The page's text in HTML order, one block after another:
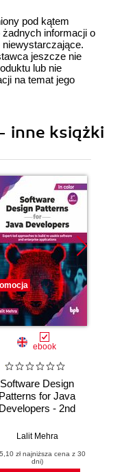
pod kątem
żadnych informacji o
niewystarczające.
jeszcze nie
lub nie
na temat jego
inne książki
ebook
Software Design
Patterns for Java
Developers - 2nd
Lalit Mehra
zł najniższa cena z 30
dni)